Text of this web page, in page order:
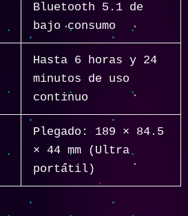
Bluetooth 5.1 de
bajo consumo
Hasta 6 horas y 24
minutos de uso
continuo
Plegado: 189 × 84.5
× 44 mm (Ultra
portátil)